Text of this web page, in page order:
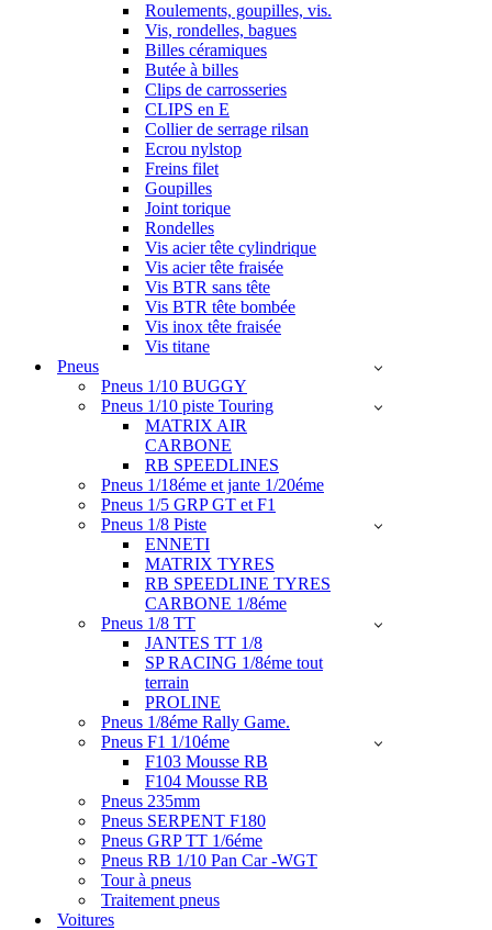
Roulements, goupilles, vis.
Vis, rondelles, bagues
Billes céramiques
Butée à billes
Clips de carrosseries
CLIPS en E
Collier de serrage rilsan
Ecrou nylstop
Freins filet
Goupilles
Joint torique
Rondelles
Vis acier tête cylindrique
Vis acier tête fraisée
Vis BTR sans tête
Vis BTR tête bombée
Vis inox tête fraisée
Vis titane
Pneus
Pneus 1/10 BUGGY
Pneus 1/10 piste Touring
MATRIX AIR
CARBONE
RB SPEEDLINES
Pneus 1/18éme et jante 1/20éme
Pneus 1/5 GRP GT et F1
Pneus 1/8 Piste
ENNETI
MATRIX TYRES
RB SPEEDLINE TYRES
CARBONE 1/8éme
Pneus 1/8 TT
JANTES TT 1/8
SP RACING 1/8éme tout
terrain
PROLINE
Pneus 1/8éme Rally Game.
Pneus F1 1/10éme
F103 Mousse RB
F104 Mousse RB
Pneus 235mm
Pneus SERPENT F180
Pneus GRP TT 1/6éme
Pneus RB 1/10 Pan Car -WGT
Tour à pneus
Traitement pneus
Voitures